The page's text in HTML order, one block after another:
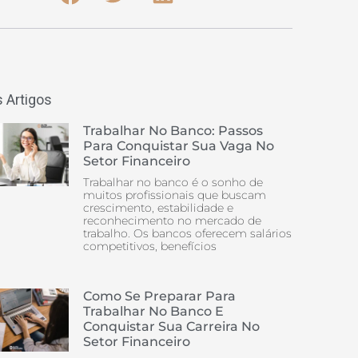
Artigos
Trabalhar No Banco: Passos
Para Conquistar Sua Vaga No
Setor Financeiro
Trabalhar no banco é o sonho de
muitos profissionais que buscam
crescimento, estabilidade e
reconhecimento no mercado de
trabalho. Os bancos oferecem salários
competitivos, benefícios
Como Se Preparar Para
Trabalhar No Banco E
Conquistar Sua Carreira No
Setor Financeiro